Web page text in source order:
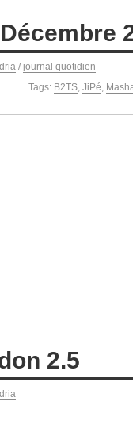
/ journal quotidien
Tags: B2TS, JiPé,
2.5